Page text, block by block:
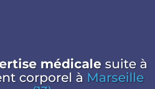
médicale suite à
corporel à Marseille